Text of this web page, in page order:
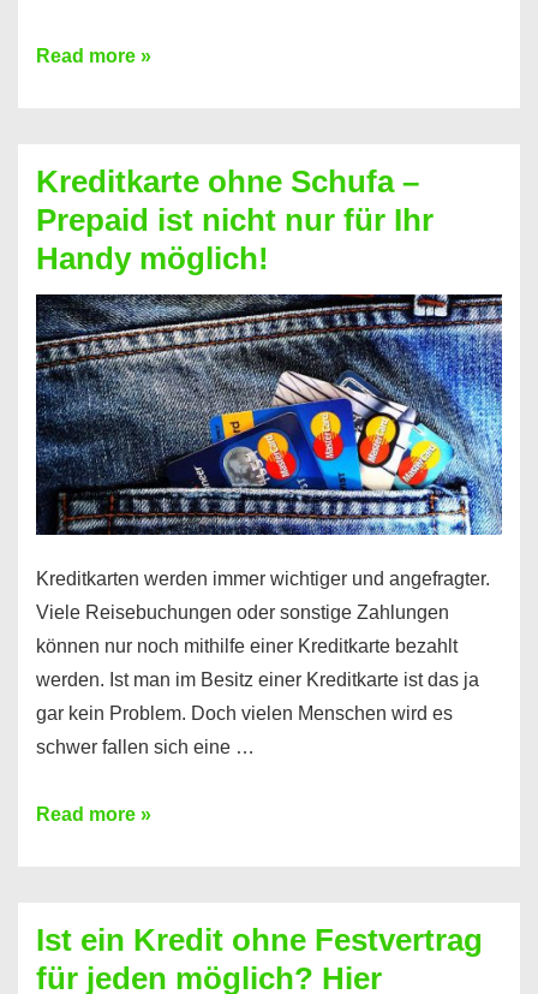
Konto
Neueröffnung
trotz
Schufaeintrag
möglich
Read more »
Kreditkarte ohne Schufa –
Prepaid ist nicht nur für Ihr
Handy möglich!
Kreditkarten werden immer wichtiger und angefragter.
Viele Reisebuchungen oder sonstige Zahlungen
können nur noch mithilfe einer Kreditkarte bezahlt
werden. Ist man im Besitz einer Kreditkarte ist das ja
gar kein Problem. Doch vielen Menschen wird es
schwer fallen sich eine …
Kreditkarte
Prepaid
ist
Read more »
Ist ein Kredit ohne Festvertrag
für jeden möglich? Hier